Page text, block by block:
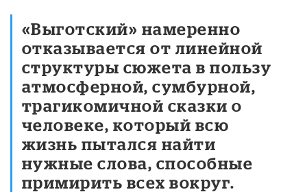
«Выготский» намеренно
отказывается от линейной
структуры сюжета в пользу
атмосферной, сумбурной,
трагикомичной сказки о
человеке, который всю
жизнь пытался найти
нужные слова, способные
примирить всех вокруг.